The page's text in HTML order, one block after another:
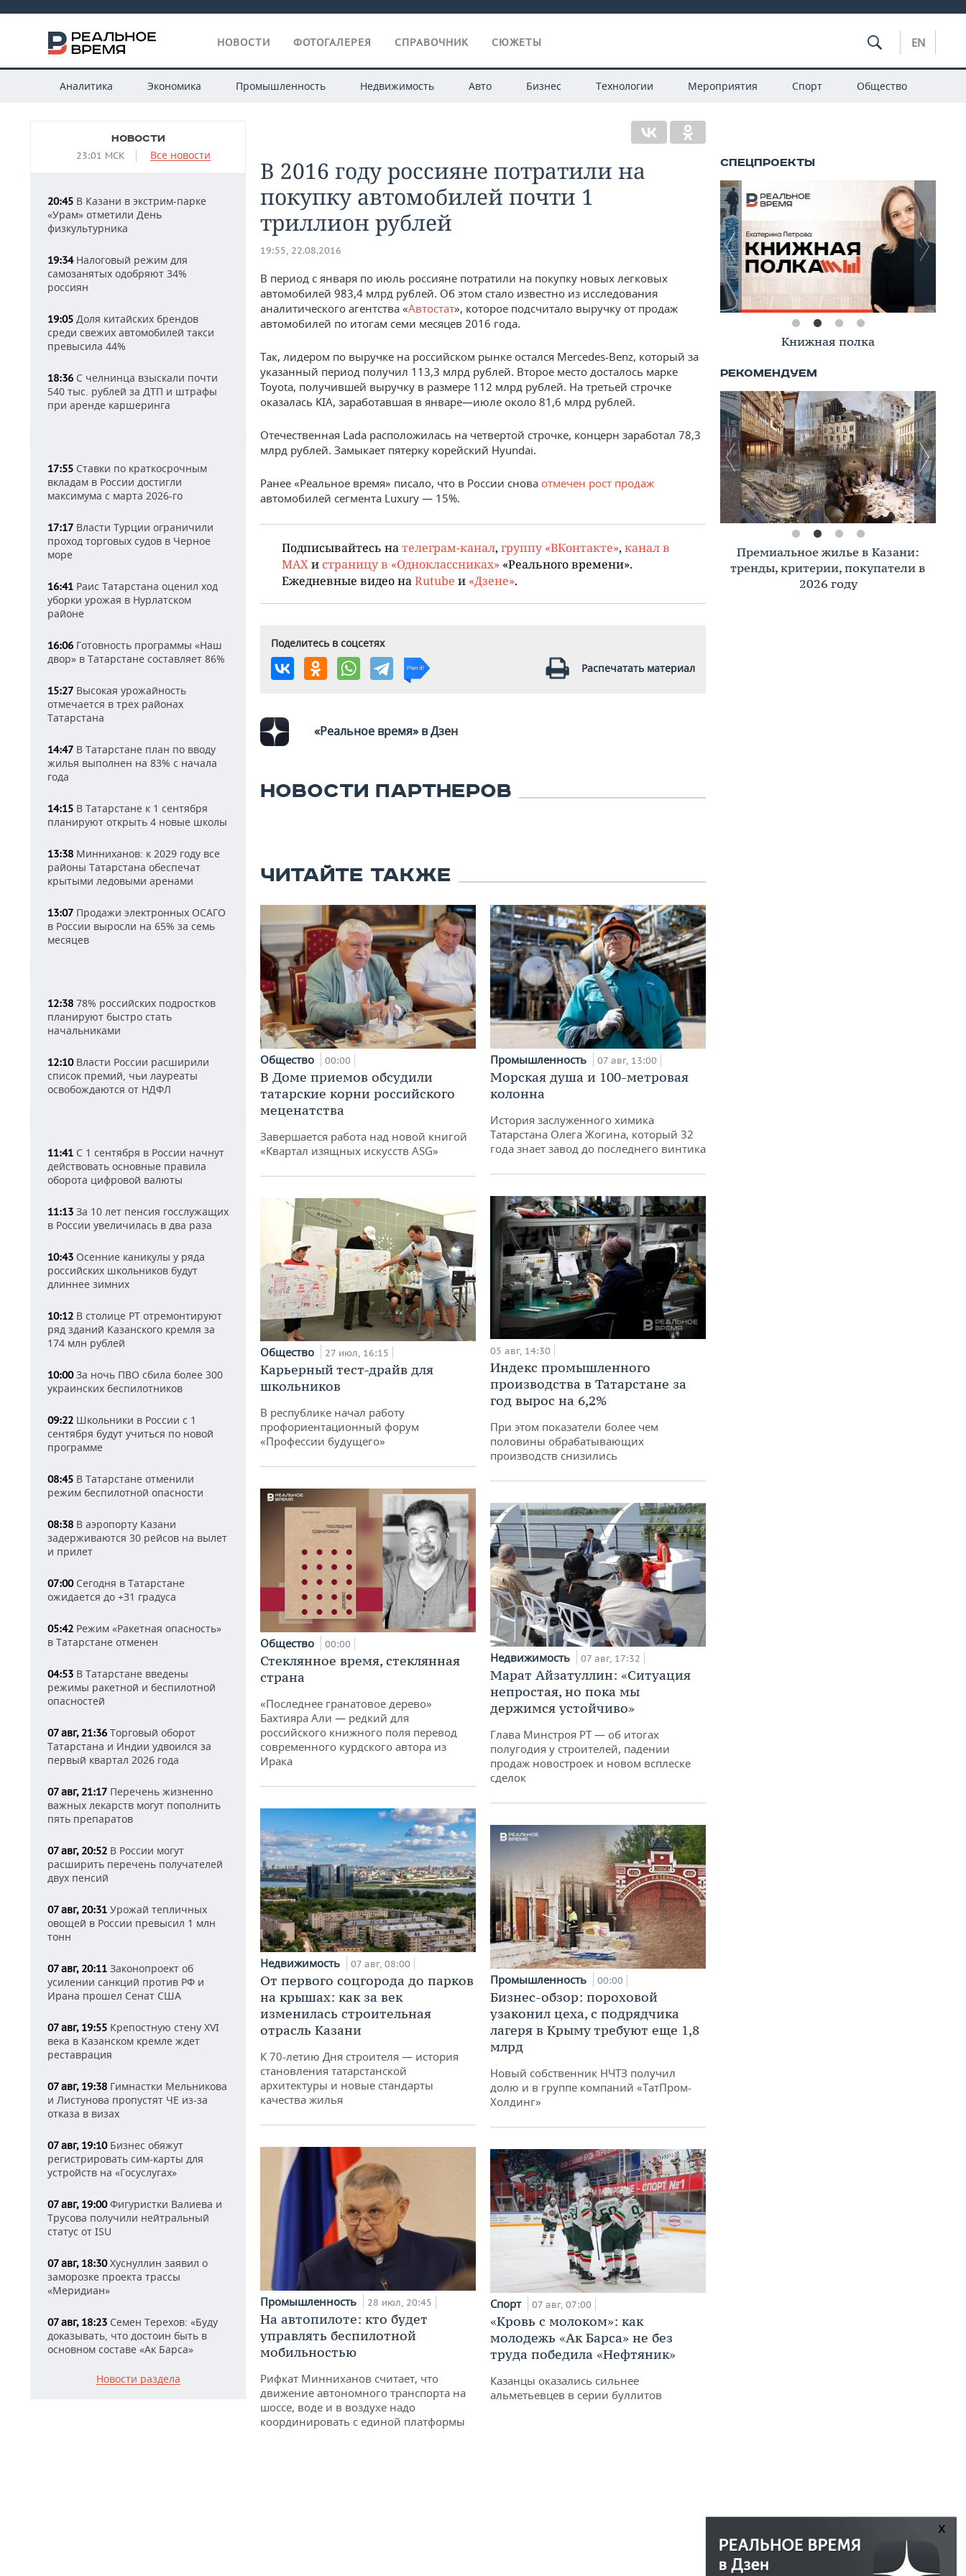
НОВОСТИ ФОТОГАЛЕРЕЯ СПРАВОЧНИК СЮЖЕТЫ EN
Аналитика Экономика Промышленность Недвижимость Авто Бизнес Технологии Мероприятия Спорт Общество
НОВОСТИ
23:01 МСК Все новости
20:45 В Казани в экстрим-парке
«Урам» отметили День
физкультурника
19:34Налоговый режим для
самозанятых одобряют 34%
россиян
19:05 Доля китайских брендов
среди свежих автомобилей такси
превысила 44%
18:36 С челнинца взыскали почти
540 тыс. рублей за ДТП и штрафы
при аренде каршеринга
17:55 Ставки по краткосрочным
вкладам в России достигли
максимума с марта 2026-го
17:17 Власти Турции ограничили
проход торговых судов в Черное
море
16:41 Раис Татарстана оценил ход
уборки урожая в Нурлатском
районе
16:06 Готовность программы «Наш
двор» в Татарстане составляет 86%
15:27 Высокая урожайность
отмечается в трех районах
Татарстана
14:47 В Татарстане план по вводу
жилья выполнен на 83% с начала
года
14:15 В Татарстане к 1 сентября
планируют открыть 4 новые школы
13:38 Минниханов: к 2029 году все
районы Татарстана обеспечат
крытыми ледовыми аренами
13:07 Продажи электронных ОСАГО
в России выросли на 65% за семь
месяцев
12:38 78% российских подростков
планируют быстро стать
начальниками
12:10Власти России расширили
список премий, чьи лауреаты
освобождаются от НДФЛ
11:41 С 1 сентября в России начнут
действовать основные правила
оборота цифровой валюты
11:13 За 10 лет пенсия госслужащих
в России увеличилась в два раза
10:43 Осенние каникулы у ряда
российских школьников будут
длиннее зимних
10:12 В столице РТ отремонтируют
ряд зданий Казанского кремля за
174 млн рублей
10:00За ночь ПВО сбила более 300
украинских беспилотников
09:22 Школьники в России с 1
сентября будут учиться по новой
программе
08:45 В Татарстане отменили
режим беспилотной опасности
08:38 В аэропорту Казани
задерживаются 30 рейсов на вылет
и прилет
07:00Сегодня в Татарстане
ожидается до +31 градуса
05:42 Режим «Ракетная опасность»
в Татарстане отменен
04:53 В Татарстане введены
режимы ракетной и беспилотной
опасностей
07 авг, 21:36 Торговый оборот
Татарстана и Индии удвоился за
первый квартал 2026 года
07 авг, 21:17 Перечень жизненно
важных лекарств могут пополнить
пять препаратов
07 авг, 20:52 В России могут
расширить перечень получателей
двух пенсий
07 авг, 20:31 Урожай тепличных
овощей в России превысил 1 млн
тонн
07 авг, 20:11 Законопроект об
усилении санкций против РФ и
Ирана прошел Сенат США
07 авг, 19:55 Крепостную стену XVI
века в Казанском кремле ждет
реставрация
07 авг, 19:38 Гимнастки Мельникова
и Листунова пропустят ЧЕ из-за
отказа в визах
07 авг, 19:10Бизнес обяжут
регистрировать сим-карты для
устройств на «Госуслугах»
07 авг, 19:00Фигуристки Валиева и
Трусова получили нейтральный
статус от ISU
07 авг, 18:30Хуснуллин заявил о
заморозке проекта трассы
«Меридиан»
07 авг, 18:23 Семен Терехов: «Буду
доказывать, что достоин быть в
основном составе «Ак Барса»
Новости раздела
В 2016 году россияне потратили на
покупку автомобилей почти 1
триллион рублей
19:55, 22.08.2016
В период с января по июль россияне потратили на покупку новых легковых
автомобилей 983,4 млрд рублей. Об этом стало известно из исследования
аналитического агентства «Автостат», которое подсчитало выручку от продаж
автомобилей по итогам семи месяцев 2016 года.
Так, лидером по выручке на российском рынке остался Mercedes-Benz, который за
указанный период получил 113,3 млрд рублей. Второе место досталось марке
Toyota, получившей выручку в размере 112 млрд рублей. На третьей строчке
оказалась KIA, заработавшая в январе—июле около 81,6 млрд рублей.
Отечественная Lada расположилась на четвертой строчке, концерн заработал 78,3
млрд рублей. Замыкает пятерку корейский Hyundai.
Ранее «Реальное время» писало, что в России снова отмечен рост продаж
автомобилей сегмента Luxury — 15%.
Подписывайтесь на телеграм-канал, группу «ВКонтакте», канал в
MAX и страницу в «Одноклассниках» «Реального времени».
Ежедневные видео на Rutube и «Дзене».
Поделитесь в соцсетях
Распечатать материал
«Реальное время» в Дзен
НОВОСТИ ПАРТНЕРОВ
ЧИТАЙТЕ ТАКЖЕ
Общество 00:00
В Доме приемов обсудили
татарские корни российского
меценатства
Завершается работа над новой книгой
«Квартал изящных искусств ASG»
Общество 27 июл, 16:15
Карьерный тест-драйв для
школьников
В республике начал работу
профориентационный форум
«Профессии будущего»
Общество 00:00
Стеклянное время, стеклянная
страна
«Последнее гранатовое дерево»
Бахтияра Али — редкий для
российского книжного поля перевод
современного курдского автора из
Ирака
Недвижимость 07 авг, 08:00
От первого соцгорода до парков
на крышах: как за век
изменилась строительная
отрасль Казани
К 70-летию Дня строителя — история
становления татарстанской
архитектуры и новые стандарты
качества жилья
Промышленность 28 июл, 20:45
На автопилоте: кто будет
управлять беспилотной
мобильностью
Рифкат Минниханов считает, что
движение автономного транспорта на
шоссе, воде и в воздухе надо
координировать с единой платформы
Промышленность 07 авг, 13:00
Морская душа и 100-метровая
колонна
История заслуженного химика
Татарстана Олега Жогина, который 32
года знает завод до последнего винтика
05 авг, 14:30
Индекс промышленного
производства в Татарстане за
год вырос на 6,2%
При этом показатели более чем
половины обрабатывающих
производств снизились
Недвижимость 07 авг, 17:32
Марат Айзатуллин: «Ситуация
непростая, но пока мы
держимся устойчиво»
Глава Минстроя РТ — об итогах
полугодия у строителей, падении
продаж новостроек и новом всплеске
сделок
Промышленность 00:00
Бизнес-обзор: пороховой
узаконил цеха, с подрядчика
лагеря в Крыму требуют еще 1,8
млрд
Новый собственник НЧТЗ получил
долю и в группе компаний «ТатПром-
Холдинг»
Спорт 07 авг, 07:00
«Кровь с молоком»: как
молодежь «Ак Барса» не без
труда победила «Нефтяник»
Казанцы оказались сильнее
альметьевцев в серии буллитов
Книжная полка
Премиальное жилье в Казани:
тренды, критерии, покупатели в
2026 году
x